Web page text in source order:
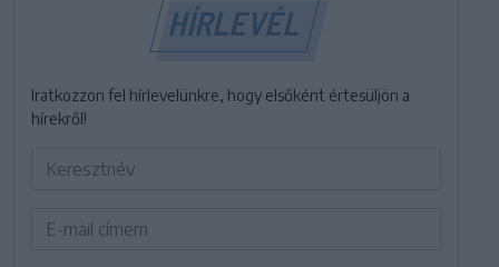
HÍRLEVÉL
Iratkozzon fel hírlevelünkre, hogy elsőként értesüljön a
hírekről!